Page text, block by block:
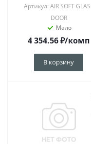
Артикул: AIR SOFT
DOOR
Мало
4 354.56₽/комп
В корзину